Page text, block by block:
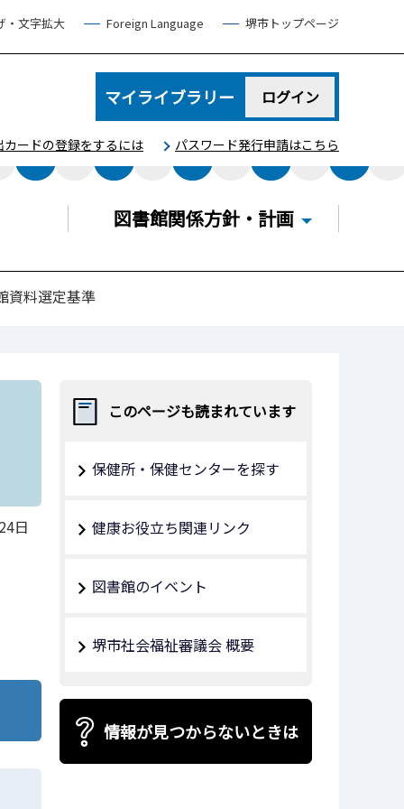
・文字拡大 Foreign Language 堺市トップページ
マイライブラリー ログイン
カードの登録をするには パスワード発行申請はこちら
図書館関係方針・計画
資料選定基準
日
このページも読まれています
保健所・保健センターを探す
健康お役立ち関連リンク
図書館のイベント
堺市社会福祉審議会 概要
情報が見つからないときは